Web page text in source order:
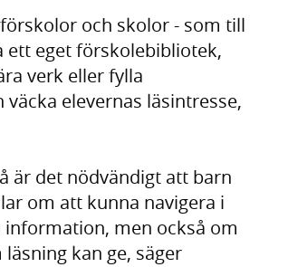
och skolor - som till
ett eget förskolebibliotek,
verk eller fylla
elevernas läsintresse,
är det nödvändigt att barn
om att kunna navigera i
men också om
kan ge, säger